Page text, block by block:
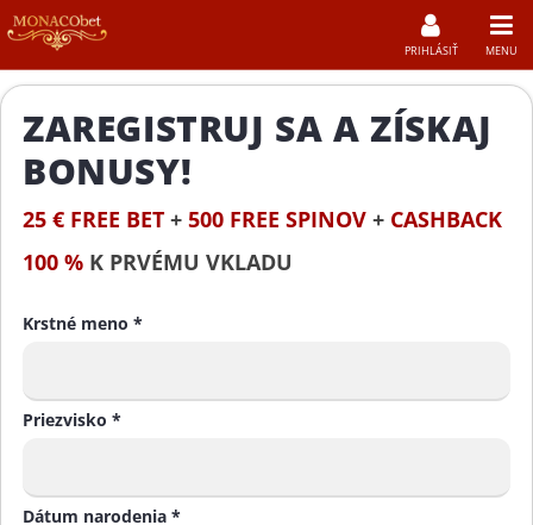
MENU
PRIHLÁSIŤ
ZAREGISTRUJ SA A ZÍSKAJ
BONUSY!
25 € FREE BET + 500 FREE SPINOV + CASHBACK
100 % K PRVÉMU VKLADU
Krstné meno *
Priezvisko *
Dátum narodenia *